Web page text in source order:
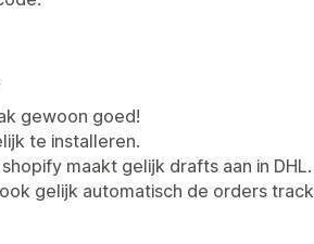
gewoon goed!
te installeren.
maakt gelijk drafts aan in
gelijk automatisch de orders